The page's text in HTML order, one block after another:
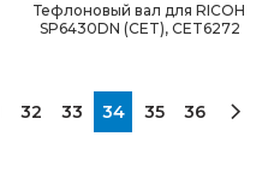
Тефлоновый вал для RICOH
SP6430DN (CET), CET6272
32 33 34 35 36